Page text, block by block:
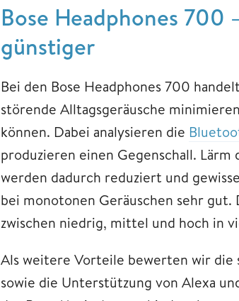
Bose Headphones 700
günstiger
Bei den Bose Headphones 700
störende Alltagsgeräusche
können. Dabei analysieren die
produzieren einen Gegenschall.
werden dadurch reduziert und
bei monotonen Geräuschen sehr
zwischen niedrig, mittel und hoch in
Als weitere Vorteile bewerten wir die
sowie die Unterstützung von Alexa